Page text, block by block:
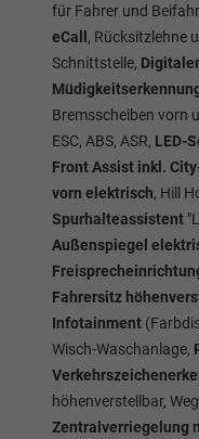
für Fahrer und
eCall , Rücksitzlehne
Schnittstelle,
Bremsscheiben vorn
ESC, ABS, ASR, LED-
Front Assist inkl.
vorn elektrisch, Hill
Spurhalteassistent
Außenspiegel
Fahrersitz
Infotainment
Wisch-Waschanlage,
höhenverstellbar,
Zentralverriegelung